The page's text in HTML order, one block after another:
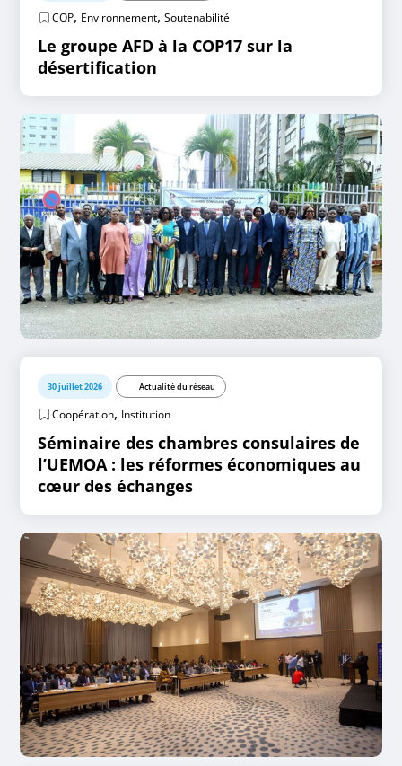
COP, Environnement,Soutenabilité
Le groupe AFD à la COP17 sur la
désertification
30 juillet 2026 Actualité du réseau
Coopération, Institution
Séminaire des chambres consulaires de
l’UEMOA : les réformes économiques au
cœur des échanges